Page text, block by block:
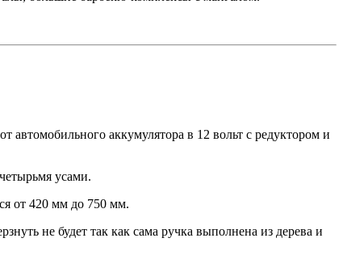
автомобильного аккумулятора в 12 вольт с редуктором и
усами.
от 420 мм до 750 мм.
не будет так как сама ручка выполнена из дерева и